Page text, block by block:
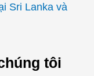
Sri Lanka và
tôi